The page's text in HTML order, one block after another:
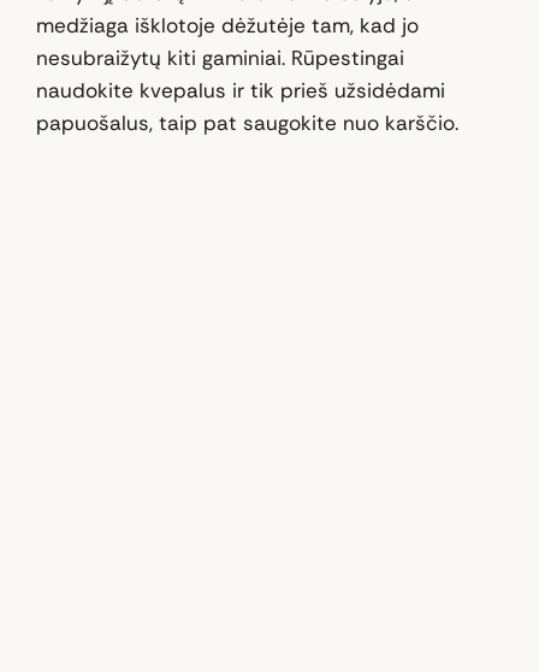
medžiaga išklotoje dėžutėje tam, kad jo
nesubraižytų kiti gaminiai. Rūpestingai
naudokite kvepalus ir tik prieš užsidėdami
papuošalus, taip pat saugokite nuo karščio.